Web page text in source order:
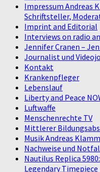
Impressum Andreas
Schriftsteller,
Imprint and Editorial
Interviews on radio
Jennifer Cranen –
Journalist und
Kontakt
Krankenpfleger
Lebenslauf
Liberty and Peace
Luftwaffe
Menschenrechte TV
Mittlerer
Musik Andreas Klamm
Nachweise und
Nautilus Replica
Legendary Timepiece